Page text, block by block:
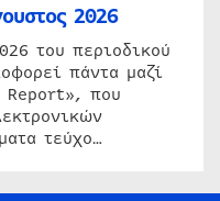
2026
του περιοδικού
πάντα μαζί
Report», που
τεύχο…